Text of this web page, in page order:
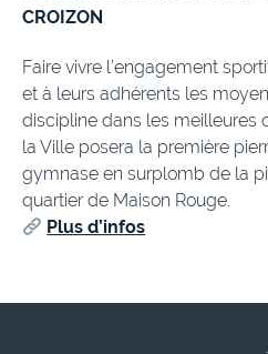
CROIZON
Faire vivre l’engagement
et à leurs adhérents les
discipline dans les meilleures
la Ville posera la première
gymnase en surplomb de la
quartier de Maison Rouge.
Plus d’infos